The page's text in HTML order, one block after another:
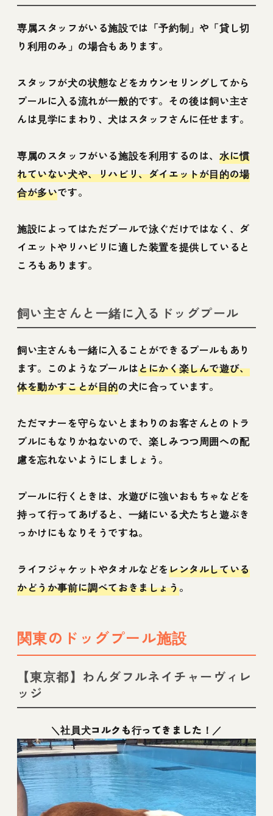
専属スタッフがいる施設では「予約制」や「貸し切
り利用のみ」の場合もあります。
スタッフが犬の状態などをカウンセリングしてから
プールに入る流れが一般的です。その後は飼い主さ
んは見学にまわり、犬はスタッフさんに任せます。
専属のスタッフがいる施設を利用するのは、 水に慣
れていない犬や、リハビリ、ダイエットが目的の場
合が多いです。
施設によってはただプールで泳ぐだけではなく、ダ
イエットやリハビリに適した装置を提供していると
ころもあります。
飼い主さんと一緒に入るドッグプール
飼い主さんも一緒に入ることができるプールもあり
ます。このようなプールはとにかく楽しんで遊び、
体を動かすことが目的の犬に合っています。
ただマナーを守らないとまわりのお客さんとのトラ
ブルにもなりかねないので、楽しみつつ周囲への配
慮を忘れないようにしましょう。
プールに行くときは、水遊びに強いおもちゃなどを
持って行ってあげると、一緒にいる犬たちと遊ぶき
っかけにもなりそうですね。
ライフジャケットやタオルなどをレンタルしている
かどうか事前に調べておきましょう。
関東のドッグプール施設
【東京都】わんダフルネイチャーヴィレ
ッジ
＼社員犬コルクも行ってきました！／